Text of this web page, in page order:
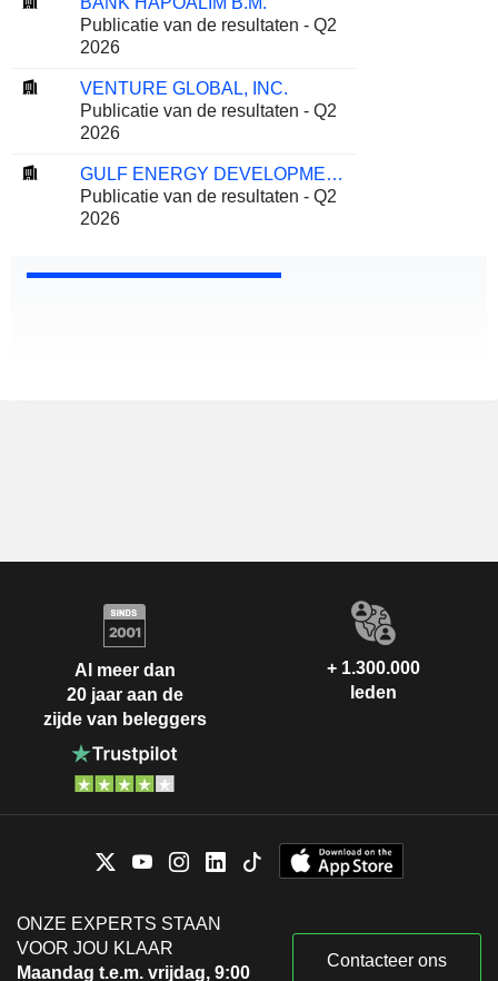
Publicatie van de resultaten - Q2
2026
VENTURE GLOBAL, INC.
Publicatie van de resultaten - Q2
2026
GULF ENERGY DEVELOPMENT
Publicatie van de resultaten - Q2
2026
Al meer dan
20 jaar aan de
zijde van beleggers
+ 1.300.000
leden
ONZE EXPERTS STAAN
VOOR JOU KLAAR
Maandag t.e.m. vrijdag, 9:00
Contacteer ons